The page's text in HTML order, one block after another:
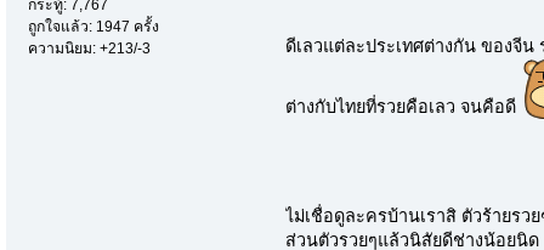
กระทู้: 7,767
ถูกใจแล้ว: 1947 ครั้ง
ความนิยม: +213/-3
ดีเลวแต่ละประเทศต่างกัน ของจีน
ต่างกับไทยที่รวยคือเลว จนคือดี
ไม่เชื่อดูละครบ้านเราสิ ตัวร้ายรว
ส่วนตัวรวยๆแล้วนิสัยดีช่างน้อยนิด